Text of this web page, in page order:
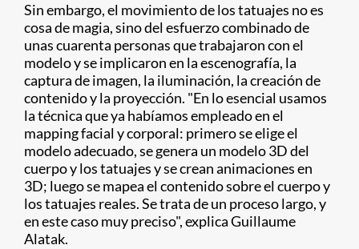
Sin embargo, el movimiento de los tatuajes no es
cosa de magia, sino del esfuerzo combinado de
unas cuarenta personas que trabajaron con el
modelo y se implicaron en la escenografía, la
captura de imagen, la iluminación, la creación de
contenido y la proyección. "En lo esencial usamos
la técnica que ya habíamos empleado en el
mapping facial y corporal: primero se elige el
modelo adecuado, se genera un modelo 3D del
cuerpo y los tatuajes y se crean animaciones en
3D; luego se mapea el contenido sobre el cuerpo y
los tatuajes reales. Se trata de un proceso largo, y
en este caso muy preciso", explica Guillaume
Alatak.